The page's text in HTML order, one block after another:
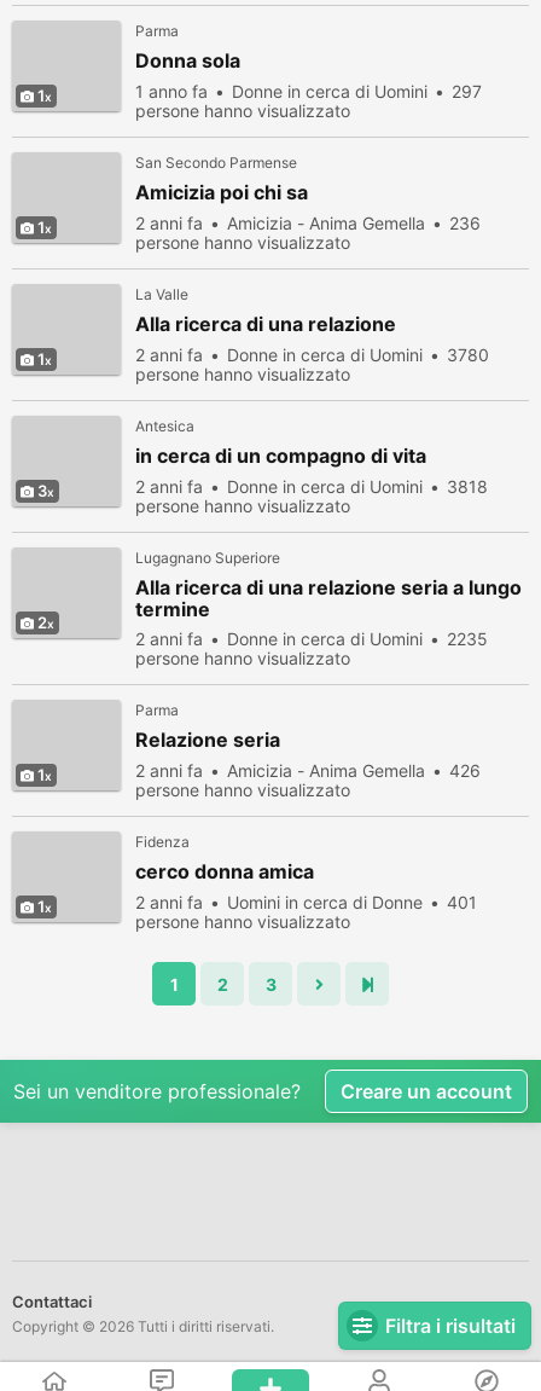
Filtra i risultati
1
Parma
Donna sola
1 anno fa Donne in cerca di Uomini
297
persone hanno visualizzato
1
San Secondo Parmense
Amicizia poi chi sa
2 anni fa Amicizia - Anima Gemella
236
persone hanno visualizzato
1
La Valle
Alla ricerca di una relazione
2 anni fa Donne in cerca di Uomini
3780
persone hanno visualizzato
3
Antesica
in cerca di un compagno di vita
2 anni fa Donne in cerca di Uomini
3818
persone hanno visualizzato
2
Lugagnano Superiore
Alla ricerca di una relazione seria a lungo
termine
2 anni fa Donne in cerca di Uomini
2235
persone hanno visualizzato
1
Parma
Relazione seria
2 anni fa Amicizia - Anima Gemella
426
persone hanno visualizzato
1
Fidenza
cerco donna amica
2 anni fa Uomini in cerca di Donne
401
persone hanno visualizzato
1 2 3
Sei un venditore professionale? Creare un account
Contattaci
Copyright © 2026 Tutti i diritti riservati.